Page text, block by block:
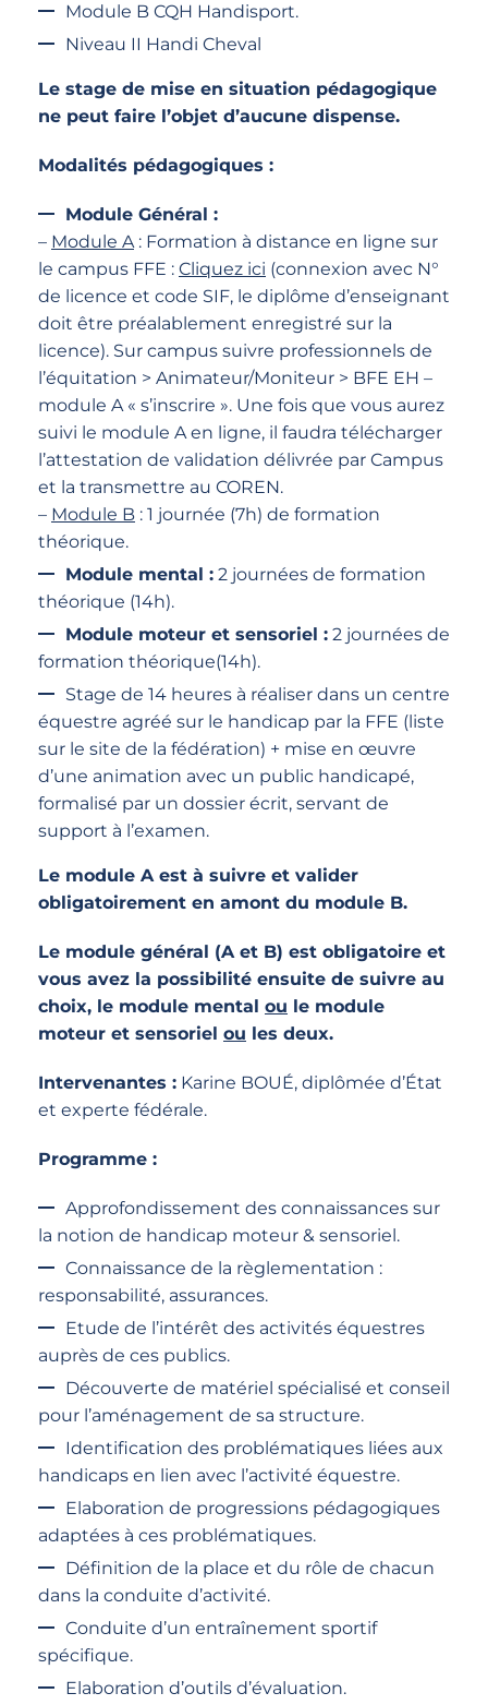
Module B CQH Handisport.
Niveau II Handi Cheval
Le stage de mise en situation pédagogique
ne peut faire l’objet d’aucune dispense.
Modalités pédagogiques :
Module Général :
– Module A: Formation à distance en ligne sur
le campus FFE : Cliquez ici (connexion avec N°
de licence et code SIF, le diplôme d’enseignant
doit être préalablement enregistré sur la
licence). Sur campus suivre professionnels de
l’équitation > Animateur/Moniteur > BFE EH –
module A « s’inscrire ». Une fois que vous aurez
suivi le module A en ligne, il faudra télécharger
l’attestation de validation délivrée par Campus
et la transmettre au COREN.
– Module B : 1 journée (7h) de formation
théorique.
Module mental : 2 journées de formation
théorique (14h).
Module moteur et sensoriel : 2 journées de
formation théorique(14h).
Stage de 14 heures à réaliser dans un centre
équestre agréé sur le handicap par la FFE (liste
sur le site de la fédération) + mise en œuvre
d’une animation avec un public handicapé,
formalisé par un dossier écrit, servant de
support à l’examen.
Le module A est à suivre et valider
obligatoirement en amont du module B.
Le module général (A et B) est obligatoire et
vous avez la possibilité ensuite de suivre au
choix, le module mental ou le module
moteur et sensoriel ou les deux.
Intervenantes : Karine BOUÉ, diplômée d’État
et experte fédérale.
Programme :
Approfondissement des connaissances sur
la notion de handicap moteur & sensoriel.
Connaissance de la règlementation :
responsabilité, assurances.
Etude de l’intérêt des activités équestres
auprès de ces publics.
Découverte de matériel spécialisé et conseil
pour l’aménagement de sa structure.
Identification des problématiques liées aux
handicaps en lien avec l’activité équestre.
Elaboration de progressions pédagogiques
adaptées à ces problématiques.
Définition de la place et du rôle de chacun
dans la conduite d’activité.
Conduite d’un entraînement sportif
spécifique.
Elaboration d’outils d’évaluation.